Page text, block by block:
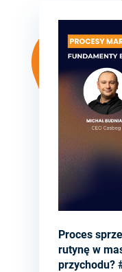
Proces
rutynę w
przychodu?